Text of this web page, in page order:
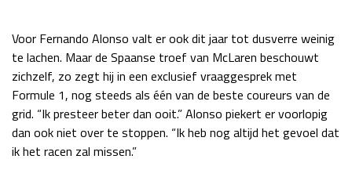
Kwalificatie
za 05:00 - 06:00
Race
zo 05:00 - 07:00
GP ABU DHABI 2026 04 - 06 dec
Kwalificatie
za 15:00 - 16:00
Race
zo 14:00 - 16:00
Voor Fernando Alonso valt er ook dit jaar tot dusverre weinig
te lachen. Maar de Spaanse troef van McLaren beschouwt
zichzelf, zo zegt hij in een exclusief vraaggesprek met
Formule 1, nog steeds als één van de beste coureurs van de
grid. “Ik presteer beter dan ooit.” Alonso piekert er voorlopig
dan ook niet over te stoppen. “Ik heb nog altijd het gevoel dat
ik het racen zal missen.”